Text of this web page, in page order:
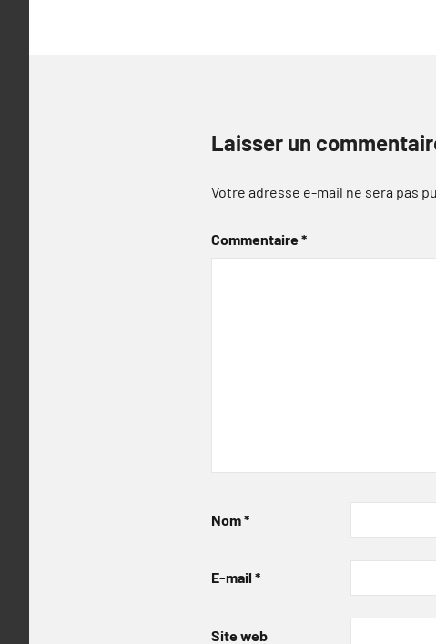
Laisser un
Votre adresse e-mail ne sera pas
Commentaire*
Nom*
E-mail *
Site web